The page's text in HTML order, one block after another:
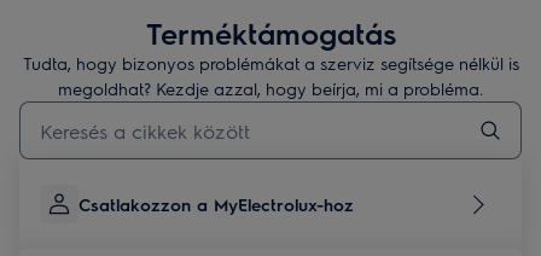
Terméktámogatás
Tudta, hogy bizonyos problémákat a szerviz segítsége nélkül is
megoldhat? Kezdje azzal, hogy beírja, mi a probléma.
Kezdjen el gépelni a terméktámogatási cikkek kereséséhez
Csatlakozzon a MyElectrolux-hoz